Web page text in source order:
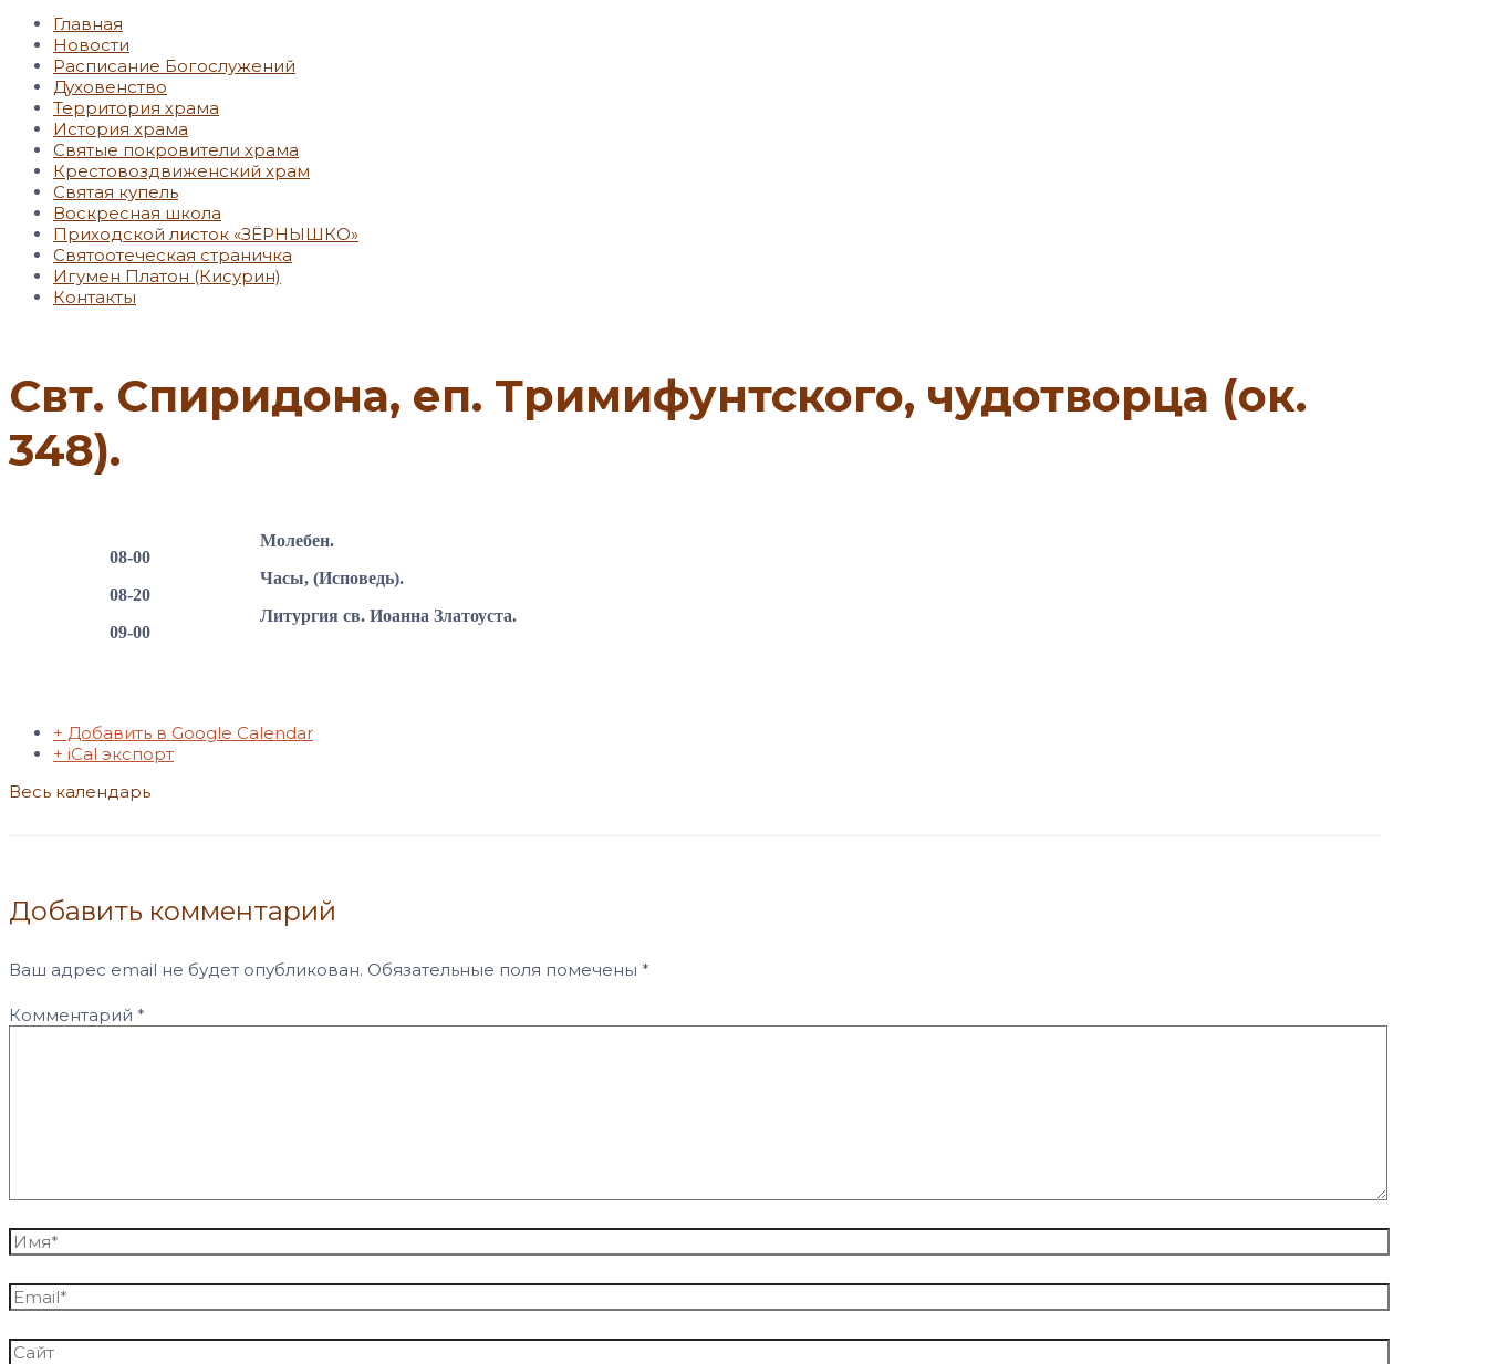
Главная
Новости
Расписание Богослужений
Духовенство
Территория храма
История храма
Святые покровители храма
Крестовоздвиженский храм
Святая купель
Воскресная школа
Приходской листок «ЗЁРНЫШКО»
Святоотеческая страничка
Игумен Платон (Кисурин)
Контакты
Свт. Спиридона, еп. Тримифунтского, чудотворца (ок.
348).
08-00
08-20
09-00
Молебен.
Часы, (Исповедь).
Литургия св. Иоанна Златоуста.
+ Добавить в Google Calendar
+ iCal экспорт
Весь календарь
Добавить комментарий
Ваш адрес email не будет опубликован. Обязательные поля помечены *
Комментарий *
Имя*
Email*
Сайт